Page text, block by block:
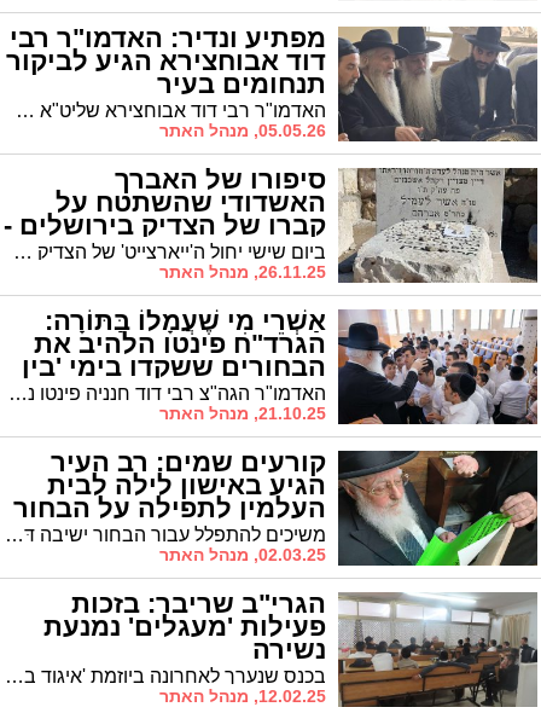
מפתיע ונדיר: האדמו"ר רבי
דוד אבוחצירא הגיע לביקור
תנחומים בעיר
האדמו"ר רבי דוד אבוחצירא שליט"א מנהריה הגיע לנחם את משפחתה של מרת ג'ארמן ג'אמילה אבוחצירא ע"ה, אשתו של השר לשעבר אהרן אבוחצירא ז"ל
05.05.26, מנהל האתר
סיפורו של האברך
האשדודי שהשתטח על
קברו של הצדיק בירושלים -
ונושע ביום שישי יחול ה'ייארצייט' של הצדיק שקברו מסוגל לשידוכים ומכונה "עמוקה דירושלים". אברך תושב העיר שראה ישועה מספר על הפלא
26.11.25, מנהל האתר
אַשְׁרֵי מִי שֶׁעֲמָלוֹ בַּתּוֹרָה:
הגרד"ח פינטו הלהיב את
הבחורים ששקדו בימי 'בין
הזמנים' (וידאו) האדמו"ר הגה"צ רבי דוד חנניה פינטו נשיא ממלכת התורה "אורות חיים ומשה" בדברים חוצבים לתלמידי ישיבות בין הזמנים: אשריכם ואשרי חלקכם שאתם באים לכאן יום יום. "ראינו השגחה פרטית כשחטוף קיבל ממחבל תפילין בתוך המנהרות. כולכם תראו ברכה בלימוד התורה בפתיחת זמן חורף הקרוב"
21.10.25, מנהל האתר
קורעים שמים: רב העיר
הגיע באישון לילה לבית
העלמין לתפילה על הבחור
הנמצא בסכנה (וידאו) משיכים להתפלל עבור הבחור ישיבה דָּוִיד יְהוֹנָתָן בֶּן בְּרוּרְיָה בתושח"י: המרא דאתרא הגר"ח פינטו הורה בחצות לילה בליל שישי לקרוא את ספר התהילים לזכותו וקרא להתחזק שלא לשיח שיחת חולין בבית הכנסת לזכותו
02.03.25, מנהל האתר
הגרי"ב שריבר: בזכות
פעילות 'מעגלים' נמנעת
נשירה
בכנס שנערך לאחרונה ביוזמת 'איגוד בני הישיבות' הרעיף הגרי"ב שרייבר מחמאות על ראי 'אשדוד התורנית': "בזכות פעילות הארגונים הללו נמעת נשירה"
12.02.25, מנהל האתר